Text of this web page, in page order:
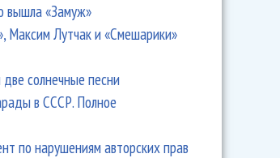
о первой любви с «Солистами Москвы»
вышла «Замуж»
Максим Лутчак и «Смешарики»
солнечные песни
в СССР. Полное
по нарушениям авторских прав